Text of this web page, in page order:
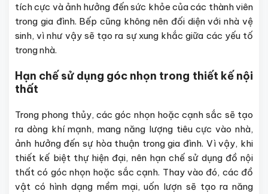
tích cực và ảnh hưởng đến sức khỏe của các thành viên
trong gia đình. Bếp cũng không nên đối diện với nhà vệ
sinh, vì như vậy sẽ tạo ra sự xung khắc giữa các yếu tố
trong nhà.
Hạn chế sử dụng góc nhọn trong thiết kế nội
thất
Trong phong thủy, các góc nhọn hoặc cạnh sắc sẽ tạo
ra dòng khí mạnh, mang năng lượng tiêu cực vào nhà,
ảnh hưởng đến sự hòa thuận trong gia đình. Vì vậy, khi
thiết kế biệt thự hiện đại, nên hạn chế sử dụng đồ nội
thất có góc nhọn hoặc sắc cạnh. Thay vào đó, các đồ
vật có hình dạng mềm mại, uốn lượn sẽ tạo ra năng